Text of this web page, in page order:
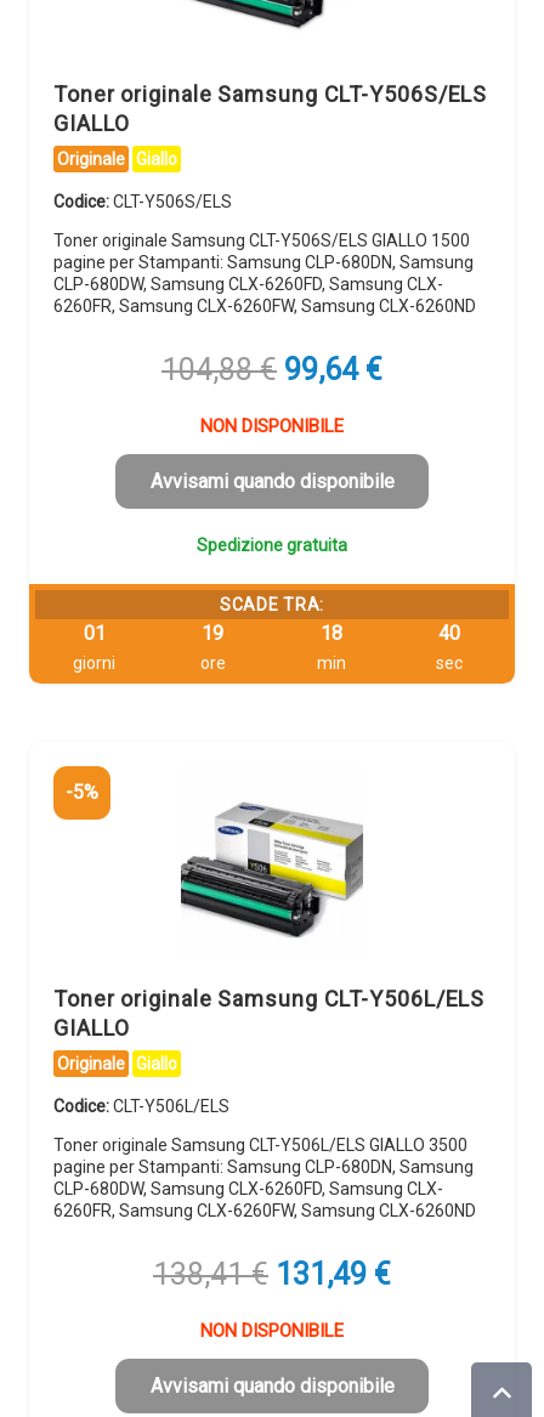
Toner originale Samsung CLT-Y506S/ELS
GIALLO
Originale Giallo
Codice:CLT-Y506S/ELS
Toner originale Samsung CLT-Y506S/ELS GIALLO 1500
pagine per Stampanti: Samsung CLP-680DN, Samsung
CLP-680DW, Samsung CLX-6260FD, Samsung CLX-
6260FR, Samsung CLX-6260FW, Samsung CLX-6260ND
104,88€ Il
originale
era:
104,88 €.
99,64 €Il
è:
99,64 €.
NON DISPONIBILE
Avvisami quando disponibile
Spedizione gratuita
SCADE TRA:
01
giorni
19
ore
18
min
39
sec
-5%
Toner originale Samsung CLT-Y506L/ELS
GIALLO
Originale Giallo
Codice:CLT-Y506L/ELS
Toner originale Samsung CLT-Y506L/ELS GIALLO 3500
pagine per Stampanti: Samsung CLP-680DN, Samsung
CLP-680DW, Samsung CLX-6260FD, Samsung CLX-
6260FR, Samsung CLX-6260FW, Samsung CLX-6260ND
138,41€ Il
prezzo
originale
era:
138,41 €.
131,49 €Il
è:
131,49 €.
NON DISPONIBILE
Avvisami quando disponibile